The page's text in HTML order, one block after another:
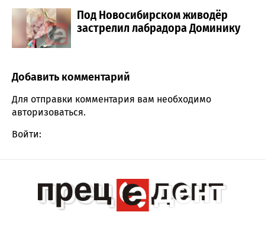
Под Новосибирском живодёр
застрелил лабрадора Доминику
Comment section
Добавить комментарий
Для отправки комментария вам необходимо
авторизоваться.
Войти: